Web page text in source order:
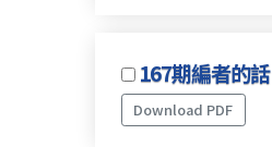
167期編者的話
Download PDF